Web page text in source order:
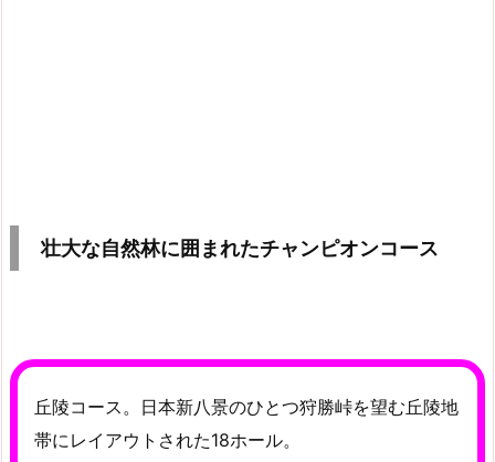
壮大な自然林に囲まれたチャンピオンコース
丘陵コース。日本新八景のひとつ狩勝峠を望む丘陵地
帯にレイアウトされた18ホール。